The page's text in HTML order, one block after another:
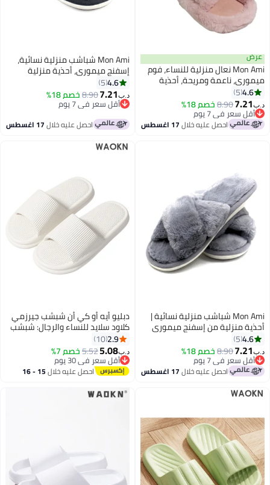
Mon Ami نعال منزلية للنساء، فوم
ناعمة ومريحة، أحذية
مفتوحة الأصابع4.6
5
7.21
8.90خصم 18%
أقل سعر في 7 يوم
أقل سعر في 7 يوماحصل عليه خلال17 اغسطس
Mon Ami شباشب منزلية نسائية،
إسفنج ميموري، أحذية منزلية
ناعمة ومريحة مفتوحة عند الأصابع
4.6
5
7.21
8.90خصم 18%
أقل سعر في 7 يوم
أقل سعر في 7 يوم
احصل عليه خلال17 اغسطس
Mon Ami شباشب منزلية نسائية |
منزلية من إسفنج ميموري
ناعمة ودافئة ومفتوحة عند
| شباشب مضادة للانزلاق
والفتيات
4.6
5
7.21
8.90خصم 18%
أقل سعر في 7 يوم
أقل سعر في 7 يوماحصل عليه خلال17 اغسطس
دبليو أيه أو كي أن شبشب جيرزمي
كلاود سلايد للنساء والرجال: شبشب
منزلي فائق النعومة، وأحذية
للاستحمام وحمامات السباحة. صنادل
مريحة مانعة للانزلاق، مثالية
للصيف، للاستخدام الداخلي
والخارجي، وعلى الشاطئ. تصميم
مريح للغاية يجمع بين الراحة
والعملية، مثالي للارتداء اليومي
في مختلف الظروف. أحذية خفيفة
الوزن ومتعددة الاستخدامات تناسب
جميع الأذواق.
2.9
10
5.08
5.52خصم 7%
أقل سعر في 30 يوم
أقل سعر في 30 يوماحصل عليه خلال 15 - 16